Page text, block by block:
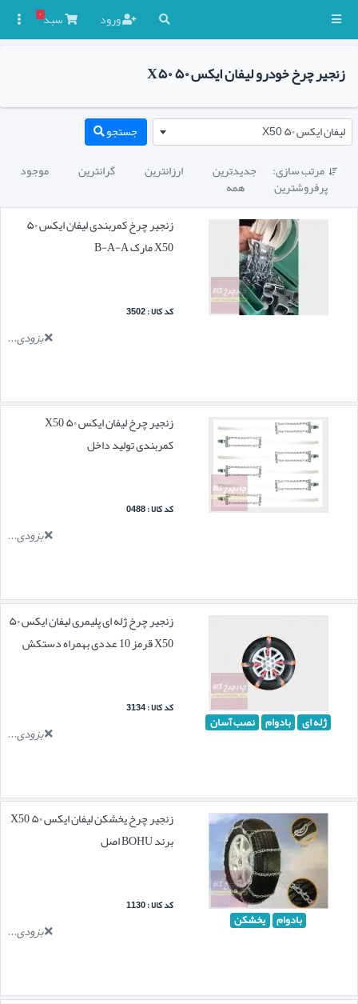
ورود سبد۰
زنجیر چرخ خودرو لیفان ایکس ۵۰ X۵۰
لیفان ایکس ۵۰ X50 جستجو
 مرتب سازی: جدیدترین ارزانترین گرانترین موجود
پرفروشترین
همه
زنجیر چرخ کمربندی لیفان ایکس ۵۰
X50 مارک B-A-A
کد کالا : 3502
بزودی...
زنجیر چرخ لیفان ایکس ۵۰ X50
کمربندی تولید داخل
کد کالا : 0488
بزودی...
ژله ای بادوام نصب آسان
زنجیر چرخ ژله ای پلیمری لیفان ایکس ۵۰
X50 قرمز 10 عددی بهمراه دستکش
کد کالا : 3134
بزودی...
بادوام یخشکن
زنجیر چرخ یخشکن لیفان ایکس ۵۰ X50
برند BOHU اصل
کد کالا : 1130
بزودی...